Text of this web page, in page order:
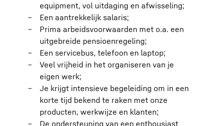
equipment, vol uitdaging en afwisseling;
Een aantrekkelijk salaris;
Prima arbeidsvoorwaarden met o.a. een
uitgebreide pensioenregeling;
Een servicebus, telefoon en laptop;
Veel vrijheid in het organiseren van je
eigen werk;
Je krijgt intensieve begeleiding om in een
korte tijd bekend te raken met onze
producten, werkwijze en klanten;
De ondersteuning van een enthousiast